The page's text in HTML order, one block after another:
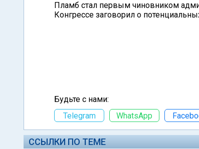
Пламб стал первым чиновником
Конгрессе заговорил о
Будьте с нами:
Telegram
WhatsApp
ССЫЛКИ ПО ТЕМЕ